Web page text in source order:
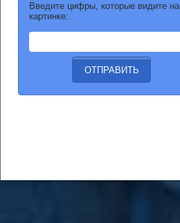
Введите цифры, которые видите на
картинке: